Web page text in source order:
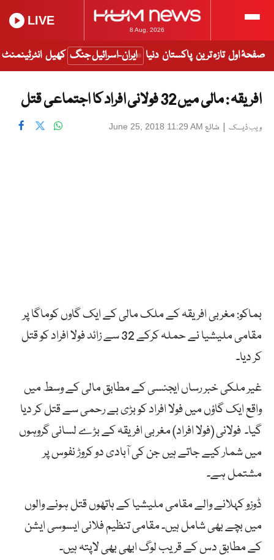
8 Aug, 2026
LIVE
صفحۂ اول تازہ ترین پاکستان دنیا ایران-اسرائیل جنگ کھیل انٹرٹینمنٹ
افریقہ : مالی میں 32 فولانی افراد کا اجتماعی قتل
ویب ڈیسک | شائع June 25, 2018 11:29 AM
بماکو: مغربی افریقہ کے ملک مالی کے ایک گاوں کوماگا پر
مقامی ملیشیا نے حملہ کرکے 32 سے زائد فولا افراد کو قتل
کر دیا۔
غیر ملکی خبر رساں ایجنسی کے مطابق مالی کے وسط میں
واقع ایک گاؤں میں فولا افراد کو بڑی بے رحمی سے قتل کر دیا
گیا۔ فولانی (فولا افراد) مغربی افریقہ کے بڑے لسانی گروہوں
میں شمار کیے جاتے ہیں جن کی آبادی دو کروڑ نفوس پر
مشتمل ہے۔
ڈوزو کہلانے والے مقامی ملیشیا کے ہاتھوں قتل ہونے والوں
میں بچے بھی شامل ہیں۔ مقامی تنظیم فلانی ایسوسی ایشن
کے مطابق دس کے قریب لوگ ابھی بھی لاپتہ ہیں۔